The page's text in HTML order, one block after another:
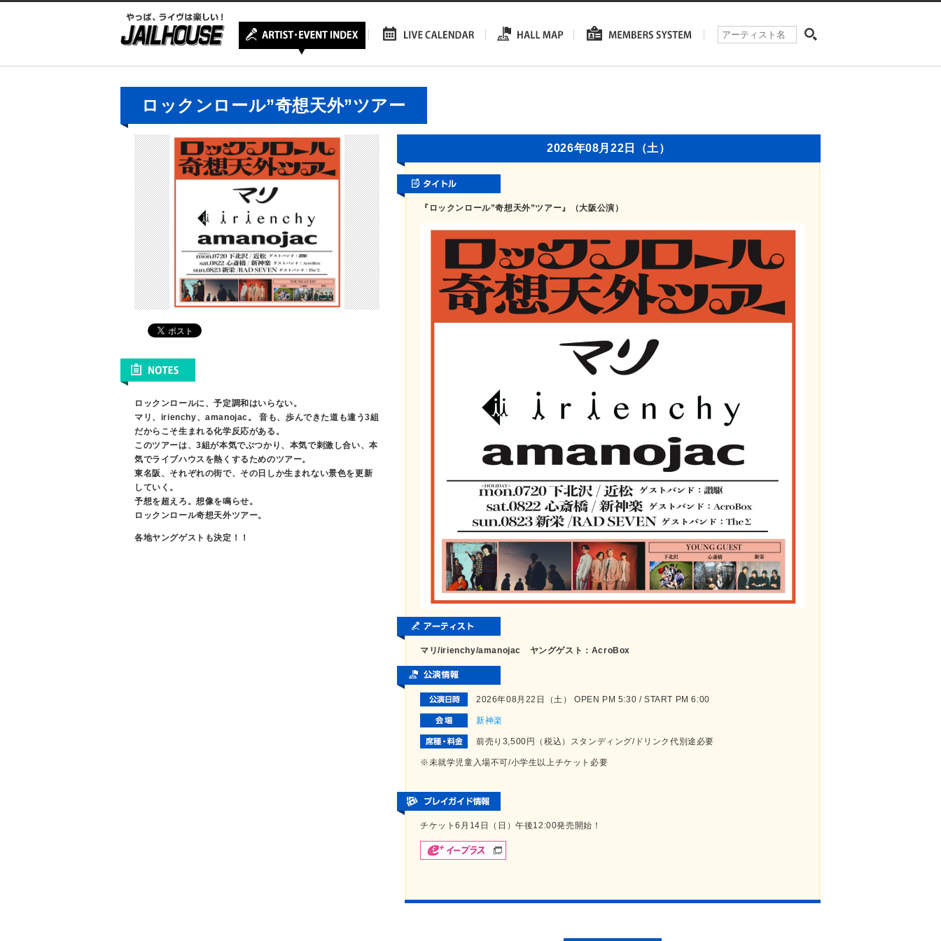
ロックンロール”奇想天外”ツアー
ロックンロールに、予定調和はいらない。
マリ、irienchy、amanojac。 音も、歩んできた道も違う3組
だからこそ生まれる化学反応がある。
このツアーは、3組が本気でぶつかり、本気で刺激し合い、本
気でライブハウスを熱くするためのツアー。
東名阪、それぞれの街で、その日しか生まれない景色を更新
していく。
予想を超えろ。想像を鳴らせ。
ロックンロール奇想天外ツアー。
各地ヤングゲストも決定！！
2026年08月22日（土）
『ロックンロール”奇想天外”ツアー』（大阪公演）
マリ/irienchy/amanojac ヤングゲスト：AcroBox
2026年08月22日（土） OPEN PM 5:30 / START PM 6:00
新神楽
前売り3,500円（税込）スタンディング/ドリンク代別途必要
※未就学児童入場不可/小学生以上チケット必要
チケット6月14日（日）午後12:00発売開始！